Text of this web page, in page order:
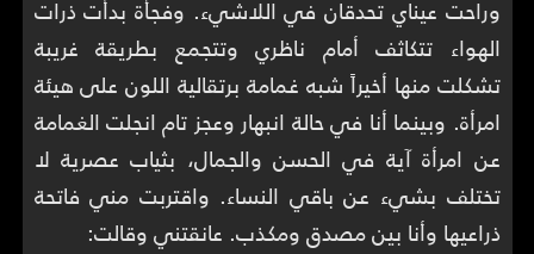
وراحت عيناي تحدقان في اللاشيء. وفجأة بدأت ذرات
الهواء تتكاثف أمام ناظري وتتجمع بطريقة غريبة
تشكلت منها أخيراً شبه غمامة برتقالية اللون على هيئة
امرأة. وبينما أنا في حالة انبهار وعجز تام انجلت الغمامة
عن امرأة آية في الحسن والجمال، بثياب عصرية لا
تختلف بشيء عن باقي النساء. واقتربت مني فاتحة
ذراعيها وأنا بين مصدق ومكذب. عانقتني وقالت: